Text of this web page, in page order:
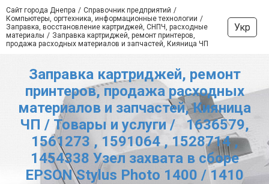
Сайт города Днепра
Справочник предприятий
Компьютеры, оргтехника, информационные технологии
Заправка, восстановление картриджей, СНПЧ, расходные
материалы
Заправка картриджей, ремонт принтеров,
продажа расходных материалов и запчастей, Кияница ЧП
Укр
Заправка картриджей, ремонт
принтеров, продажа расходных
материалов и запчастей, Кияница
ЧП / Товары и услуги / 1636579,
1561273 , 1591064 , 1528714 ,
1454338 Узел захвата в сборе
EPSON Stylus Photo 1400 / 1410